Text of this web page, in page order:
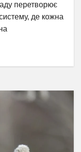
перетворює
де кожна